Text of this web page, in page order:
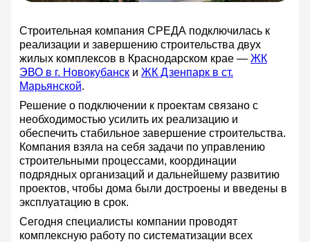
Строительная компания СРЕДА подключилась к
реализации и завершению строительства двух
жилых комплексов в Краснодарском крае — ЖК
ЭВО в г. Новокубанск и ЖК Дзенпарк в ст.
Марьянской.
Решение о подключении к проектам связано с
необходимостью усилить их реализацию и
обеспечить стабильное завершение строительства.
Компания взяла на себя задачи по управлению
строительными процессами, координации
подрядных организаций и дальнейшему развитию
проектов, чтобы дома были достроены и введены в
эксплуатацию в срок.
Сегодня специалисты компании проводят
комплексную работу по систематизации всех